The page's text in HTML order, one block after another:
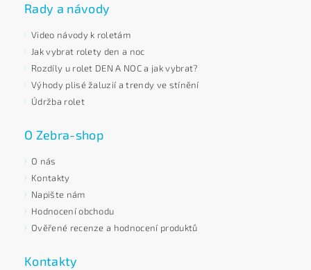
Rady a návody
Video návody k roletám
Jak vybrat rolety den a noc
Rozdíly u rolet DEN A NOC a jak vybrat?
Výhody plisé žaluzií a trendy ve stínění
Údržba rolet
O Zebra-shop
O nás
Kontakty
Napište nám
Hodnocení obchodu
Ověřené recenze a hodnocení produktů
Kontakty